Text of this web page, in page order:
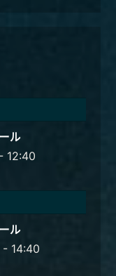
ル
12:40
ル
14:40